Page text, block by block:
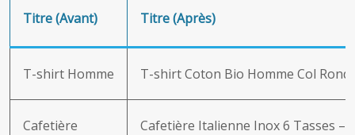
Titre (Avant) Titre (Après)
T-shirt Homme T-shirt Coton Bio Homme Col Rond
Cafetière Cafetière Italienne Inox 6 Tasses –